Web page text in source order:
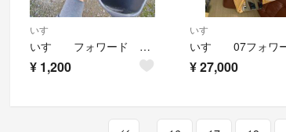
いすゞ
いすゞ フォワード 運転席ドアポケット いすず
¥ 1,200
いすゞ
¥27,000